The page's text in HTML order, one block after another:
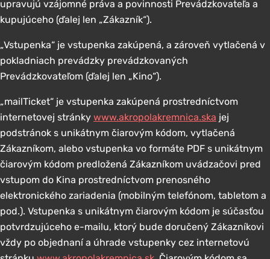
upravujú vzájomné práva a povinnosti Prevádzkovateľa a
kupujúceho (ďalej len „Zákazník“).
„Vstupenka“ je vstupenka zakúpená, a zároveň vytlačená v
pokladniach prevádzky prevádzkovaných
Prevádzkovateľom (ďalej len „Kino“).
„mailTicket“ je vstupenka zakúpená prostredníctvom
internetovej stránky www.akropolakremnica.ska jej
podstránok s unikátnym čiarovým kódom, vytlačená
Zákazníkom, alebo vstupenka vo formáte PDF s unikátnym
čiarovým kódom predložená Zákazníkom uvádzačovi pred
vstupom do Kina prostredníctvom prenosného
elektronického zariadenia (mobilným telefónom, tabletom a
pod.). Vstupenka s unikátnym čiarovým kódom je súčasťou
potvrdzujúceho e-mailu, ktorý bude doručený Zákazníkovi
vždy po objednaní a úhrade vstupenky cez internetovú